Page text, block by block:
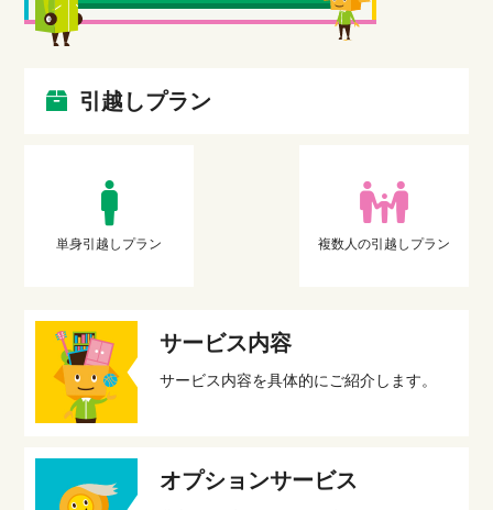
引越しプラン
単身引越しプラン 複数人の引越しプラン
サービス内容
サービス内容を具体的にご紹介します。
オプションサービス